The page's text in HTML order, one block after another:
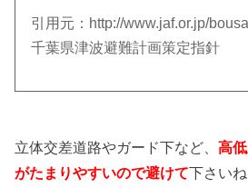
引用元：http://www.jaf.or.jp/
千葉県津波避難計画策定指針
立体交差道路やガード下など、高
がたまりやすいので避けて下さいね